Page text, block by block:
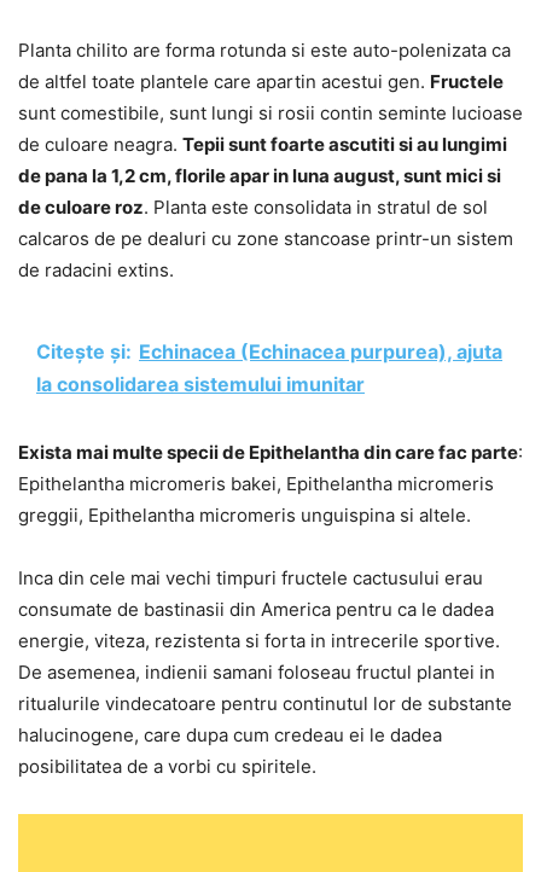
Planta chilito are forma rotunda si este auto-polenizata ca
de altfel toate plantele care apartin acestui gen. Fructele
sunt comestibile, sunt lungi si rosii contin seminte lucioase
de culoare neagra. Tepii sunt foarte ascutiti si au lungimi
de pana la 1,2 cm, florile apar in luna august, sunt mici si
de culoare roz. Planta este consolidata in stratul de sol
calcaros de pe dealuri cu zone stancoase printr-un sistem
de radacini extins.
Citește și: Echinacea (Echinacea purpurea), ajuta
la consolidarea sistemului imunitar
Exista mai multe specii de Epithelantha din care fac parte:
Epithelantha micromeris bakei, Epithelantha micromeris
greggii, Epithelantha micromeris unguispina si altele.
Inca din cele mai vechi timpuri fructele cactusului erau
consumate de bastinasii din America pentru ca le dadea
energie, viteza, rezistenta si forta in intrecerile sportive.
De asemenea, indienii samani foloseau fructul plantei in
ritualurile vindecatoare pentru continutul lor de substante
halucinogene, care dupa cum credeau ei le dadea
posibilitatea de a vorbi cu spiritele.